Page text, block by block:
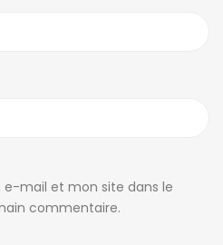
mail et mon site dans le
commentaire.